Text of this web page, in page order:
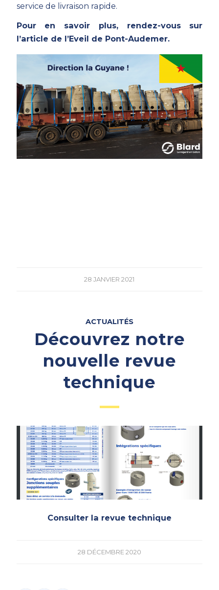
service de livraison rapide.
Pour en savoir plus, rendez-vous sur
l’article de l’Eveil de Pont-Audemer.
28 JANVIER 2021
ACTUALITÉS
Découvrez notre
nouvelle revue
technique
Consulter la revue technique
28 DÉCEMBRE 2020